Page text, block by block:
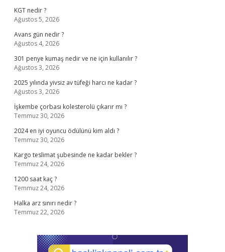
KGT nedir ?
Ağustos 5, 2026
Avans gün nedir ?
Ağustos 4, 2026
301 penye kumaş nedir ve ne için kullanılır ?
Ağustos 3, 2026
2025 yılında yivsiz av tüfeği harcı ne kadar ?
Ağustos 3, 2026
İşkembe çorbası kolesterolü çıkarır mı ?
Temmuz 30, 2026
2024 en iyi oyuncu ödülünü kim aldı ?
Temmuz 30, 2026
Kargo teslimat şubesinde ne kadar bekler ?
Temmuz 24, 2026
1200 saat kaç ?
Temmuz 24, 2026
Halka arz sınırı nedir ?
Temmuz 22, 2026